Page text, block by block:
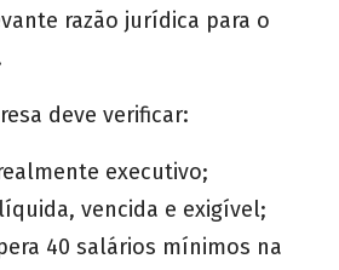
razão jurídica para o
deve verificar:
executivo;
vencida e exigível;
40 salários mínimos na